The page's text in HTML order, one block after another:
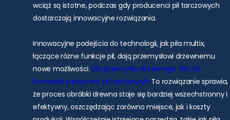
wciąż są istotne, podczas gdy producenci pił tarczowych
dostarczają innowacyjne rozwiązania.
Innowacyjne podejścia do technologii, jak piła multix,
łączące różne funkcje pił, dają przemysłowi drzewnemu
nowe możliwości.Dla przemysłu drzewnego frez do
korowarki producent pił tarczowych To rozwiązanie sprawia,
że proces obróbki drewna staje się bardziej wszechstronny i
efektywny, oszczędzając zarówno miejsce, jak i koszty